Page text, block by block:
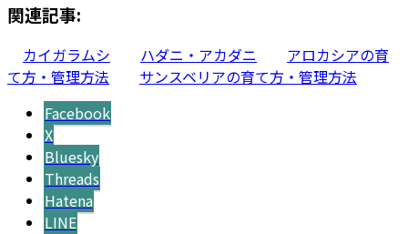
関連記事:
カイガラムシ ハダニ・アカダニ
アロカシアの育
て方・管理方法
サンスベリアの育て方・管理方法
Facebook
X
Bluesky
Threads
Hatena
LINE